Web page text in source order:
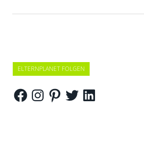
ELTERNPLANET FOLGEN
FacebookInstagramPinterestTwitterLinkedIn